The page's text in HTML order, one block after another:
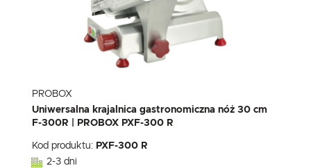
PROBOX
Uniwersalna krajalnica gastronomiczna nóż 30 cm
F-300R | PROBOX PXF-300 R
Kod produktu: PXF-300 R
2-3 dni